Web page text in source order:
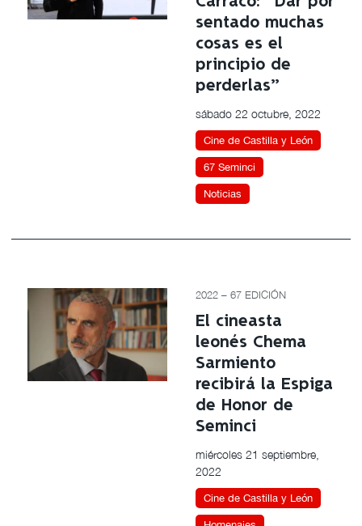
sentado muchas
cosas es el
principio de
perderlas”
sábado 22 octubre, 2022
Cine de Castilla y León
67 Seminci
Noticias
2022 – 67 EDICIÓN
El cineasta
leonés Chema
Sarmiento
recibirá la Espiga
de Honor de
Seminci
miércoles 21 septiembre,
2022
Cine de Castilla y León